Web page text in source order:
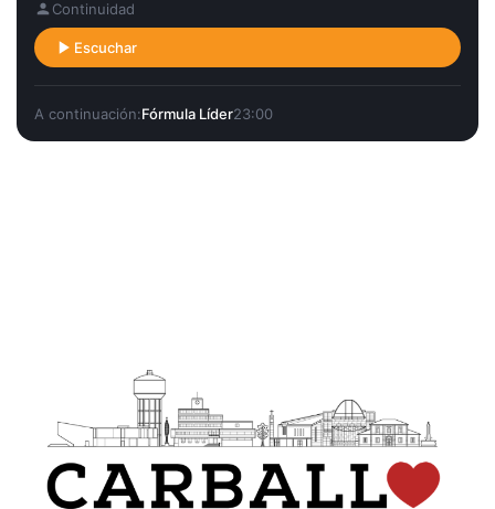
Continuidad
Escuchar
A continuación:Fórmula Líder23:00